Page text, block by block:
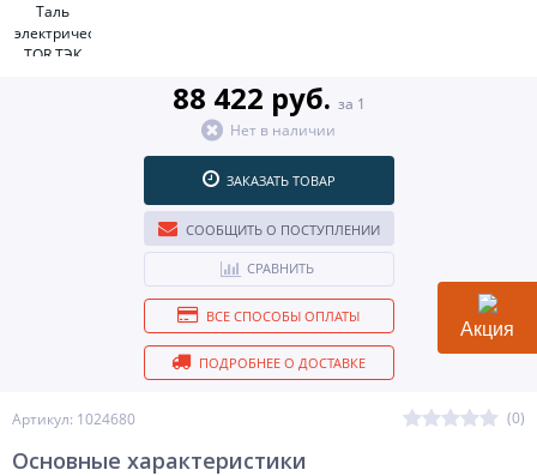
Артикул: 1024680 (0)
88 422 руб. за 1
Нет в наличии
ЗАКАЗАТЬ ТОВАР
СООБЩИТЬ О ПОСТУПЛЕНИИ
СРАВНИТЬ
ВСЕ СПОСОБЫ ОПЛАТЫ
ПОДРОБНЕЕ О ДОСТАВКЕ
Основные характеристики
Акция